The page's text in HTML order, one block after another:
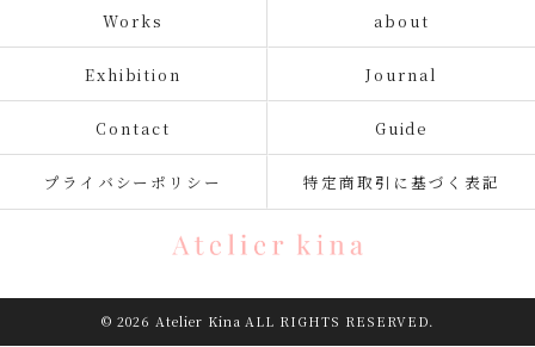
Works about
Exhibition Journal
Contact Guide
プライバシーポリシー 特定商取引に基づく表記
© 2026 Atelier Kina ALL RIGHTS RESERVED.